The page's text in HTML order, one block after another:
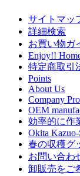
サイトマッ
詳細検索
お買い物ガ
Enjoy!!
特定商取引
Points
About Us
Company
OEM
効率的に作
Okita
春の収穫グ
お問い合わ
卸販売をご